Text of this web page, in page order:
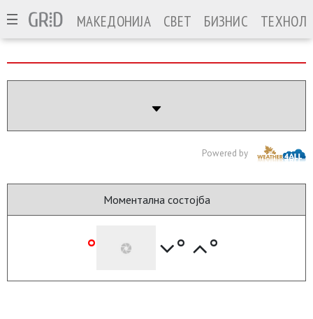
МАКЕДОНИЈА СВЕТ БИЗНИС
Powered by
Моментална состојба
° ° °